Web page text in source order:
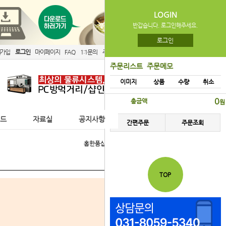
입 로그인 마이페이지 FAQ 1:1문의 주문리스트
자료실 공지사항
홈한품삽인샵을 소개합니다
LOGIN
반갑습니다. 로그인해주세요.
로그인
주문리스트 주문메모
이미지 상품 수량 취소
총금액 0원
간편주문 주문조회
TOP